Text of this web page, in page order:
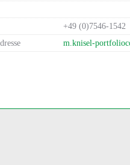
+49 (0)7546-1542
m.knisel-